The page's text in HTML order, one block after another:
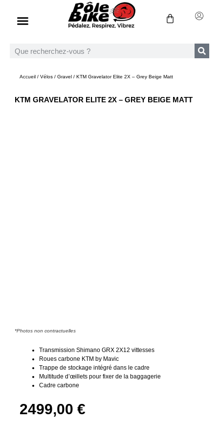
Accueil / Vélos / Gravel / KTM Gravelator Elite 2X – Grey Beige Matt
KTM GRAVELATOR ELITE 2X – GREY BEIGE MATT
*Photos non contractuelles
Transmission Shimano GRX 2X12 vittesses
Roues carbone KTM by Mavic
Trappe de stockage intégré dans le cadre
Multitude d’œillets pour fixer de la baggagerie
Cadre carbone
2499,00 €